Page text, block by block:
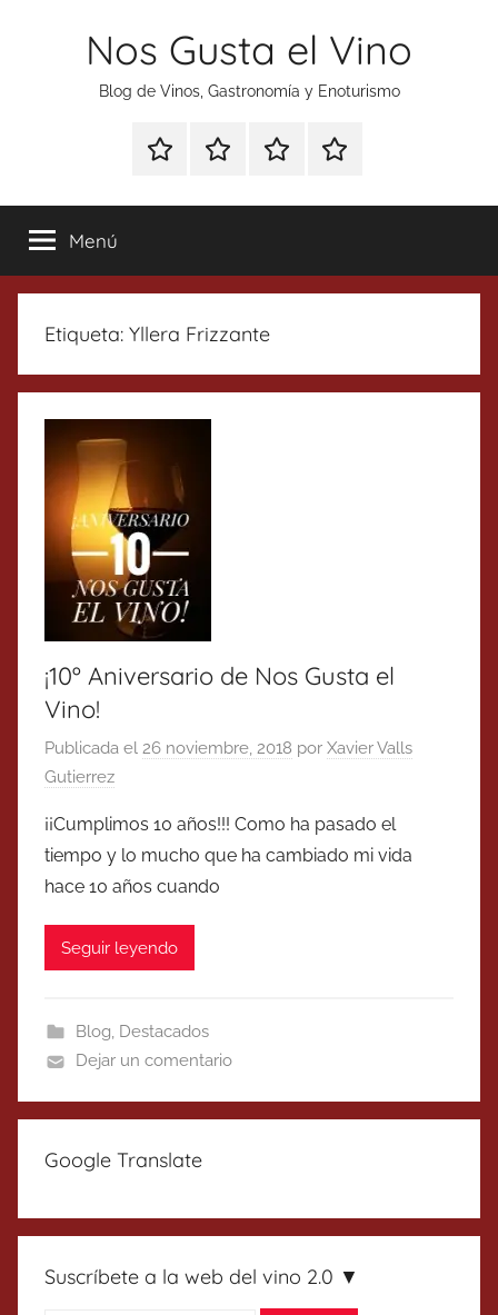
Nos Gusta el Vino
Blog de Vinos, Gastronomía y Enoturismo
Especial
Tonics
Enoturismo
Gastronomía
RankingContacto
Menú
Etiqueta: Yllera Frizzante
¡10º Aniversario de Nos Gusta el
Vino!
Publicada el 26 noviembre, 2018 por Xavier Valls
Gutierrez
¡¡Cumplimos 10 años!!! Como ha pasado el
tiempo y lo mucho que ha cambiado mi vida
hace 10 años cuando
Seguir leyendo
Blog, Destacados
Dejar un comentario
Google Translate
Suscríbete a la web del vino 2.0 ▼